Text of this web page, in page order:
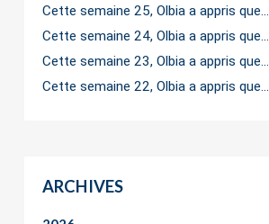
Cette semaine 25, Olbia a appris que…
Cette semaine 24, Olbia a appris que…
Cette semaine 23, Olbia a appris que…
Cette semaine 22, Olbia a appris que…
ARCHIVES